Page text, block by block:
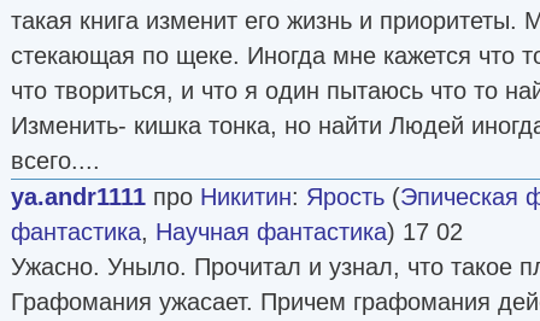
такая книга изменит его жизнь и приоритеты.
стекающая по щеке. Иногда мне кажется что
что твориться, и что я один пытаюсь что то
Изменить- кишка тонка, но найти Людей
всего....
ya.andr1111 про Никитин: Ярость (Эпическая
фантастика, Научная фантастика) 17 02
Ужасно. Уныло. Прочитал и узнал, что такое
Графомания ужасает. Причем графомания